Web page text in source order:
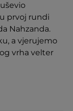
prvoj rundi
Nahzanda.
a vjerujemo
vrha velter